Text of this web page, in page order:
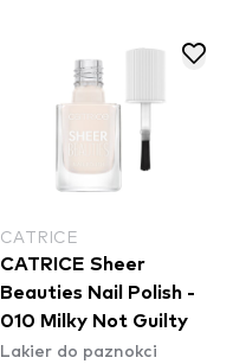
CATRICE
CATRICE Sheer
Beauties Nail Polish -
010 Milky Not Guilty
Lakier do paznokci